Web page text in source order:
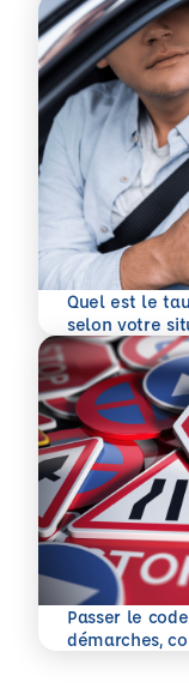
Quel est le
selon votre
En savoir plus
Passer le
démarches,
En savoir plus